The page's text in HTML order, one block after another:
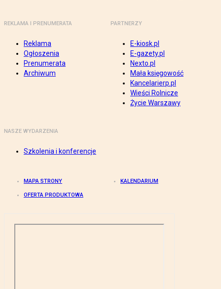
REKLAMA I PRENUMERATA
Reklama
Ogłoszenia
Prenumerata
Archiwum
PARTNERZY
E-kiosk.pl
E-gazety.pl
Nexto.pl
Mała księgowość
Kancelarierp.pl
Wieści Rolnicze
Życie Warszawy
NASZE WYDARZENIA
Szkolenia i konferencje
MAPA STRONY KALENDARIUM
OFERTA PRODUKTOWA